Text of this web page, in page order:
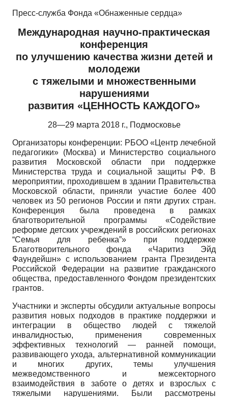
Пресс-служба Фонда «Обнаженные сердца»
Международная научно-практическая
конференция
по улучшению качества жизни детей и
молодежи
с тяжелыми и множественными
нарушениями
развития «ЦЕННОСТЬ КАЖДОГО»
28—29 марта 2018 г., Подмосковье
Организаторы конференции: РБОО «Центр лечебной
педагогики» (Москва) и Министерство социального
развития Московской области при поддержке
Министерства труда и социальной защиты РФ. В
мероприятии, проходившем в здании Правительства
Московской области, приняли участие более 400
человек из 50 регионов России и пяти других стран.
Конференция была проведена в рамках
благотворительной программы «Содействие
реформе детских учреждений в российских регионах
“Семья для ребенка”» при поддержке
Благотворительного фонда «Чаритиз Эйд
Фаундейшн» с использованием гранта Президента
Российской Федерации на развитие гражданского
общества, предоставленного Фондом президентских
грантов.
Участники и эксперты обсудили актуальные вопросы
развития новых подходов в практике поддержки и
интеграции в общество людей с тяжелой
инвалидностью, применения современных
эффективных технологий — ранней помощи,
развивающего ухода, альтернативной коммуникации
и многих других, темы улучшения
межведомственного и межсекторного
взаимодействия в заботе о детях и взрослых с
тяжелыми нарушениями. Были рассмотрены